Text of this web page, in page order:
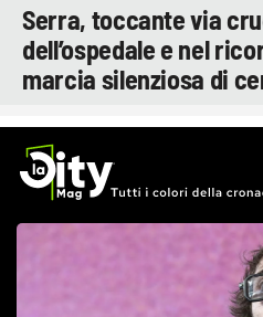
Serra, toccante via
dell’ospedale e nel
marcia silenziosa di